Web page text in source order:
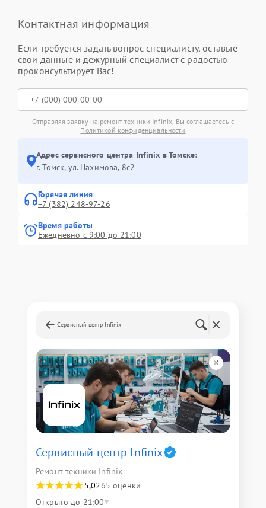
Контактная информация
Если требуется задать вопрос специалисту, оставьте
свои данные и дежурный специалист с радостью
проконсультирует Вас!
Отправляя заявку на ремонт техники Infinix, Вы соглашаетесь с
Политикой конфиденциальности
Адрес сервисного центра Infinix в Томске:
г. Томск, ул. Нахимова, 8с2
Горячая линия
+7 (382) 248-97-26
Время работы
Ежедневно с 9:00 до 21:00
Сервисный центр Infinix
Сервисный центр Infinix
Ремонт техники Infinix
5,0265 оценки
Открыто до 21:00